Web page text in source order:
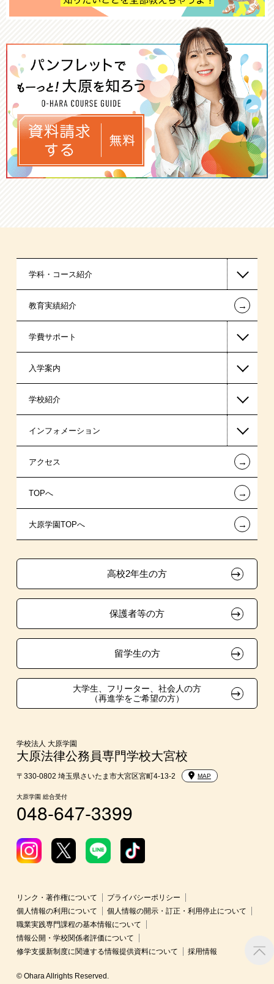
学科・コース紹介
国家公務員・地方公務員系
警察官・消防官系
東京経営大学 学士取得コース
教育実績紹介 ←
学費サポート
高等教育の修学支援新制度
日本学生支援機構の奨学金
国の教育ローン
提携教育ローン
新聞奨学生
試験による特待生制度
入学案内
一般入学
AO入学
指定校推薦入学
指定校自己推薦入学
特別推薦入学
生徒会活動推薦入学
在校生・卒業生紹介推薦入学
大学生・短期大学生特別入学
東京経営大学への3年次編入学
入学前のお勧め学習システム
大学・短期大学・公務員併願制度
学校紹介
在校生からあなたへ
夢を叶えた先輩たち
施設・研修所
学生寮・マンションのご案内
大原学園グループ案内
インフォメーション
お知らせ・新着情報
在校生へのお知らせ
各種証明書の発行ご希望の方
採用ご担当の方
アクセス ←
TOPへ ←
大原学園TOPへ ←
高校2年生の方
保護者等の方
留学生の方
大学生、フリーター、社会人の方
（再進学をご希望の方）
学校法人 大原学園
大原法律公務員専門学校大宮校
〒330-0802 埼玉県さいたま市大宮区宮町4-13-2 MAP
大原学園 総合受付
048-647-3399
リンク・著作権について
プライバシーポリシー
個人情報の利用について
個人情報の開示・訂正・利用停止について
職業実践専門課程の基本情報について
情報公開・学校関係者評価について
修学支援新制度に関連する情報提供資料について
採用情報
© Ohara Allrights Reserved.